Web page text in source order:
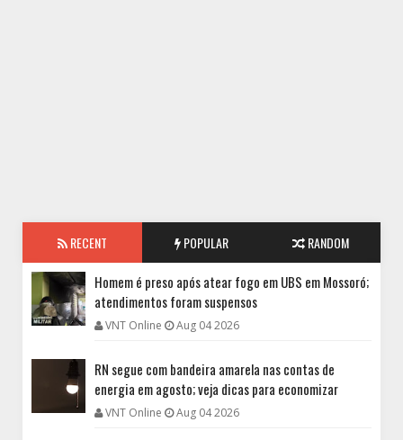
RECENT POPULAR RANDOM
Homem é preso após atear fogo em UBS em Mossoró;
atendimentos foram suspensos
VNT Online Aug 04 2026
RN segue com bandeira amarela nas contas de
energia em agosto; veja dicas para economizar
VNT Online Aug 04 2026